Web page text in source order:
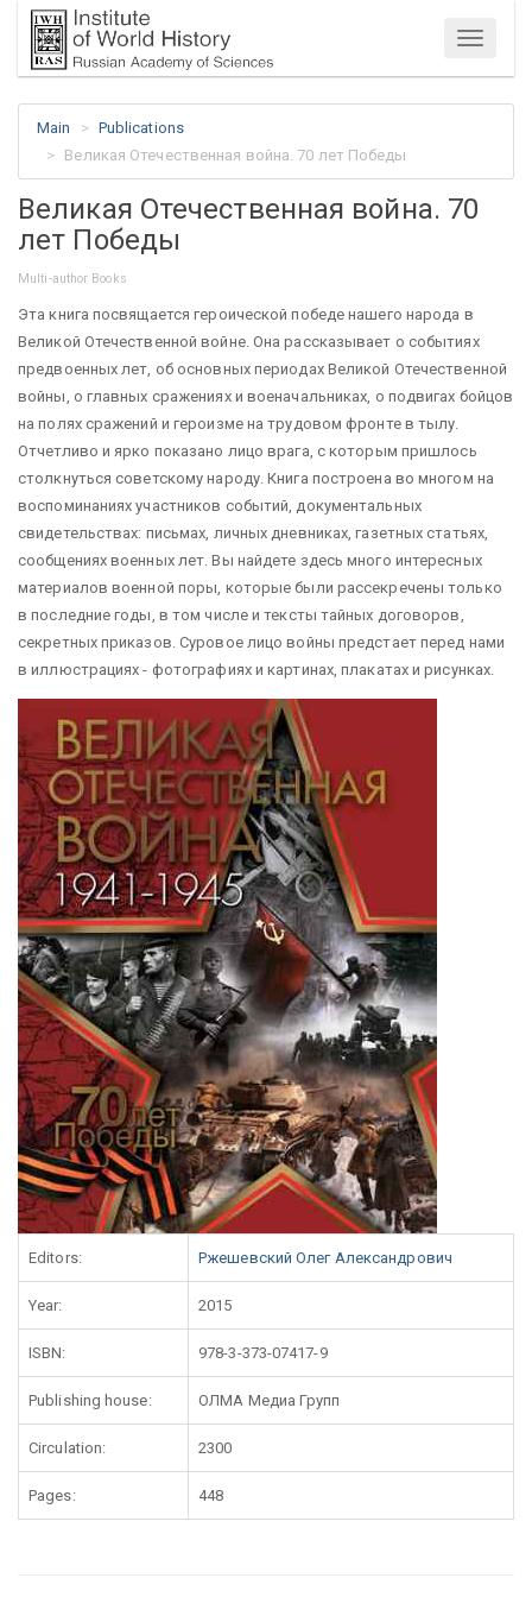
Menu
Main
Publications
Великая Отечественная война. 70 лет Победы
Великая Отечественная война. 70
лет Победы
Multi-author Books
Эта книга посвящается героической победе нашего народа в
Великой Отечественной войне. Она рассказывает о событиях
предвоенных лет, об основных периодах Великой Отечественной
войны, о главных сражениях и военачальниках, о подвигах бойцов
на полях сражений и героизме на трудовом фронте в тылу.
Отчетливо и ярко показано лицо врага, с которым пришлось
столкнуться советскому народу. Книга построена во многом на
воспоминаниях участников событий, документальных
свидетельствах: письмах, личных дневниках, газетных статьях,
сообщениях военных лет. Вы найдете здесь много интересных
материалов военной поры, которые были рассекречены только
в последние годы, в том числе и тексты тайных договоров,
секретных приказов. Суровое лицо войны предстает перед нами
в иллюстрациях - фотографиях и картинах, плакатах и рисунках.
Editors: Ржешевский Олег Александрович
Year: 2015
ISBN: 978-3-373-07417-9
Publishing house: ОЛМА Медиа Групп
Circulation: 2300
Pages: 448